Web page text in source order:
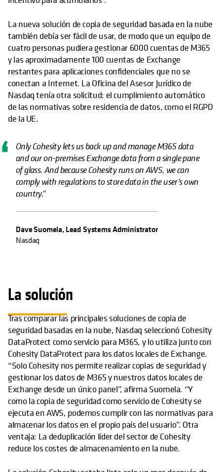
La nueva solución de copia de seguridad basada en la nube
también debía ser fácil de usar, de modo que un equipo de
cuatro personas pudiera gestionar 6000 cuentas de M365
y las aproximadamente 100 cuentas de Exchange
restantes para aplicaciones confidenciales que no se
conectan a Internet. La Oficina del Asesor Jurídico de
Nasdaq tenía otra solicitud: el cumplimiento automático
de las normativas sobre residencia de datos, como el RGPD
de la UE.
Only Cohesity lets us back up and manage M365 data
and our on-premises Exchange data from a single pane
of glass. And because Cohesity runs on AWS, we can
comply with regulations to store data in the user’s own
country.”
Dave Suomela, Lead Systems Administrator
Nasdaq
La solución
Tras comparar las principales soluciones de copia de
seguridad basadas en la nube, Nasdaq seleccionó Cohesity
DataProtect como servicio para M365, y lo utiliza junto con
Cohesity DataProtect para los datos locales de Exchange.
“Solo Cohesity nos permite realizar copias de seguridad y
gestionar los datos de M365 y nuestros datos locales de
Exchange desde un único panel”, afirma Suomela. “Y
como la copia de seguridad como servicio de Cohesity se
ejecuta en AWS, podemos cumplir con las normativas para
almacenar los datos en el propio país del usuario”. Otra
ventaja: La deduplicación líder del sector de Cohesity
reduce los costes de almacenamiento en la nube.